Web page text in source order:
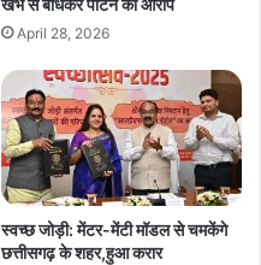
खंभे से बांधकर पीटने का आरोप
April 28, 2026
स्वच्छ जोड़ी: मेंटर-मेंटी मॉडल से चमकेंगे
छत्तीसगढ़ के शहर,हुआ करार